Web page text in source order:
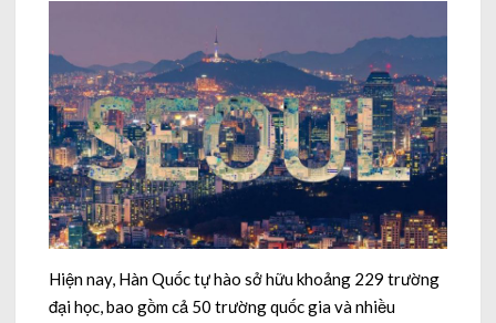
Hiện nay, Hàn Quốc tự hào sở hữu khoảng 229 trường
đại học, bao gồm cả 50 trường quốc gia và nhiều